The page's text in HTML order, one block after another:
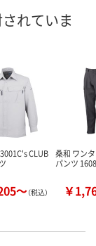
カ
れていま
CLUB
～（税込）
桑和 ワン
パンツ 1608
￥